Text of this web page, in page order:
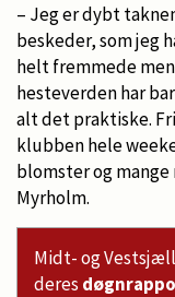
– Jeg er dybt
beskeder, som jeg
helt fremmede
hesteverden har
alt det praktiske.
klubben hele
blomster og mange
Myrholm.
Midt- og
deres